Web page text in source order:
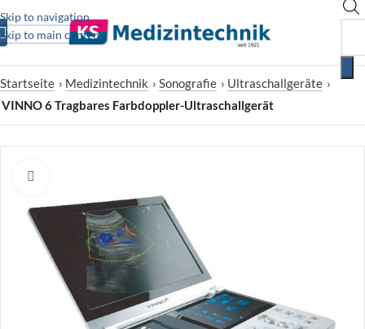
Skip to navigation
Skip to main content
Startseite › Medizintechnik › Sonografie › Ultraschallgeräte ›
VINNO 6 Tragbares Farbdoppler-Ultraschallgerät